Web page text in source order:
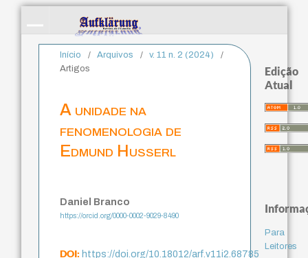
Início / Arquivos / v. 11 n. 2 (2024)
/
Artigos
A unidade na
fenomenologia de
Edmund Husserl
Daniel Branco
https://orcid.org/0000-0002-9029-8490
DOI:https://doi.org/10.18012/arf.v11i2.68785
Edição
Atual
Para
Leitores